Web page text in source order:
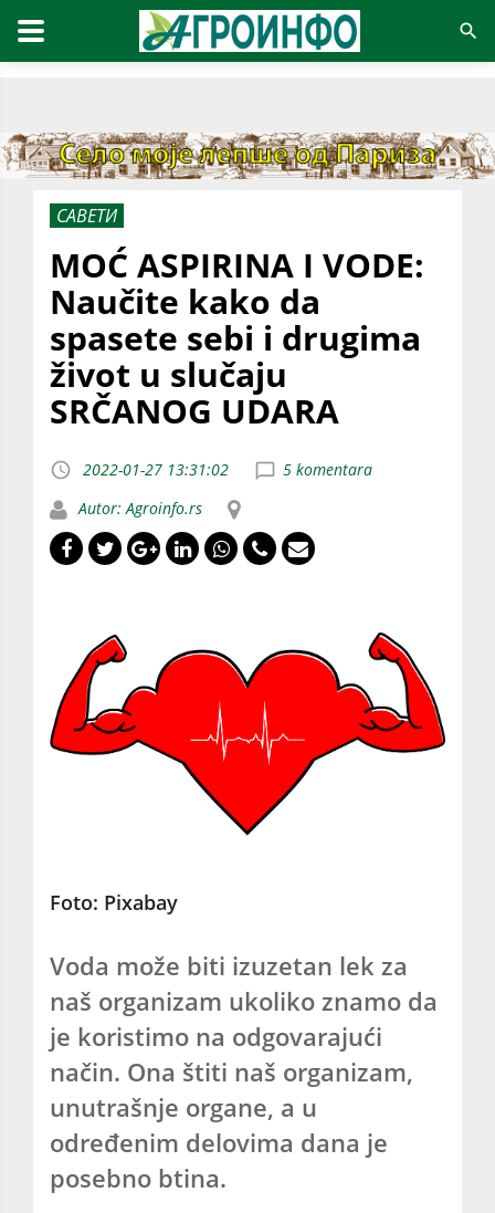
САВЕТИ
MOĆ ASPIRINA I VODE:
Naučite kako da
spasete sebi i drugima
život u slučaju
SRČANOG UDARA
2022-01-27 13:31:02
5 komentara
Autor: Agroinfo.rs
Foto: Pixabay
Voda može biti izuzetan lek za
naš organizam ukoliko znamo da
je koristimo na odgovarajući
način. Ona štiti naš organizam,
unutrašnje organe, a u
određenim delovima dana je
posebno btina.